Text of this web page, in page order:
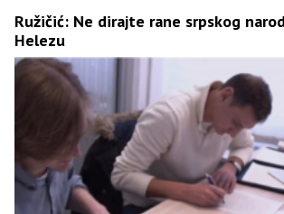
Ružičić: Ne dirajte rane srpskog
Helezu